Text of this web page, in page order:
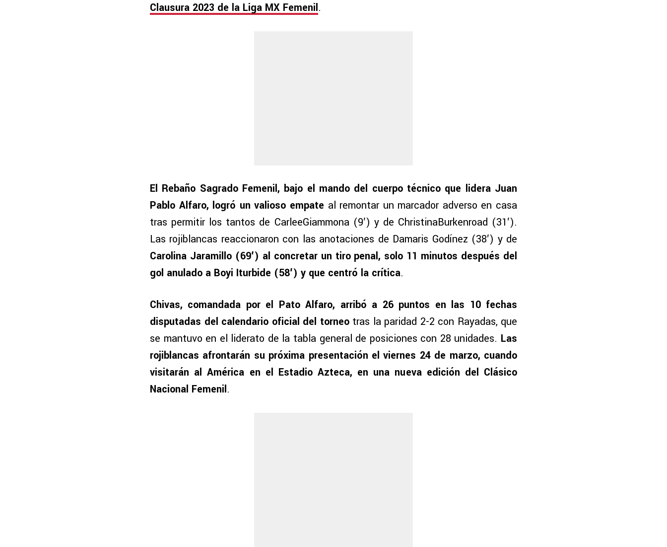
Clausura 2023 de la Liga MX Femenil.
El Rebaño Sagrado Femenil, bajo el mando del cuerpo técnico que lidera Juan
Pablo Alfaro, logró un valioso empate al remontar un marcador adverso en casa
tras permitir los tantos de CarleeGiammona (9′) y de ChristinaBurkenroad (31′).
Las rojiblancas reaccionaron con las anotaciones de Damaris Godínez (38′) y de
Carolina Jaramillo (69′) al concretar un tiro penal, solo 11 minutos después del
gol anulado a Boyi Iturbide (58′) y que centró la crítica.
Chivas, comandada por el Pato Alfaro, arribó a 26 puntos en las 10 fechas
disputadas del calendario oficial del torneotras la paridad 2-2 con Rayadas, que
se mantuvo en el liderato de la tabla general de posiciones con 28 unidades. Las
rojiblancas afrontarán su próxima presentación el viernes 24 de marzo, cuando
visitarán al América en el Estadio Azteca, en una nueva edición del Clásico
Nacional Femenil.